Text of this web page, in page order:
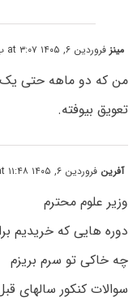
مینزفروردین ۶, ۱۴۰۵ at ۳:۰۷ ب٫ظ
من که دو ماهه حتی یک
تعویق بیوفته.
آفرین فروردین ۶, ۱۴۰۵ at ۱۱:۴۸ ق٫ظ
وزیر علوم محترم
دوره هایی که خریدیم
چه خاکی تو سرم بریزم
سوالات کنکور سالهای